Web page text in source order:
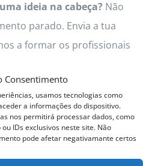
Consentimento
usamos tecnologias como
a informações do dispositivo.
nos permitirá processar dados, como
IDs exclusivos neste site. Não
pode afetar negativamante certos
ideia na cabeça? Não
parado. Envia a tua
a formar os profissionais
do formulário: